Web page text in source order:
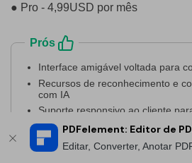
PDFelement: Editor de
Editar, Converter, Anotar
● Pro - 4,99USD por mês
Prós
Interface amigável voltada para
Recursos de reconhecimento e
com IA
Suporte responsivo ao cliente
matemáticas